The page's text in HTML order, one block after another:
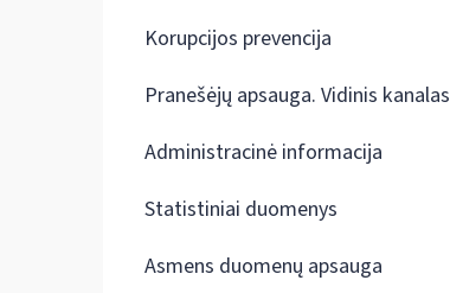
Korupcijos prevencija
Pranešėjų apsauga. Vidinis kanalas
Administracinė informacija
Statistiniai duomenys
Asmens duomenų apsauga